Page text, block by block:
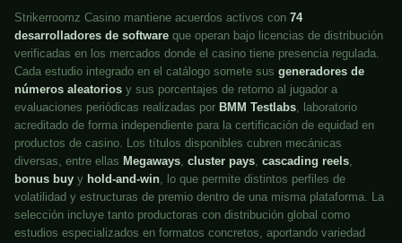
Strikerroomz Casino mantiene acuerdos activos con 74
desarrolladores de software que operan bajo licencias de distribución
verificadas en los mercados donde el casino tiene presencia regulada.
Cada estudio integrado en el catálogo somete sus generadores de
números aleatorios y sus porcentajes de retorno al jugador a
evaluaciones periódicas realizadas por BMM Testlabs, laboratorio
acreditado de forma independiente para la certificación de equidad en
productos de casino. Los títulos disponibles cubren mecánicas
diversas, entre ellas Megaways, cluster pays, cascading reels,
bonus buy y hold-and-win, lo que permite distintos perfiles de
volatilidad y estructuras de premio dentro de una misma plataforma. La
selección incluye tanto productoras con distribución global como
estudios especializados en formatos concretos, aportando variedad